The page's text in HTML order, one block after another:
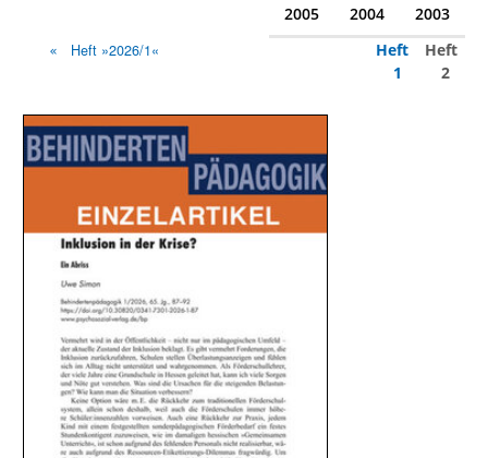
2005 2004 2003
Heft »2026/1«
Heft
1
Heft
2